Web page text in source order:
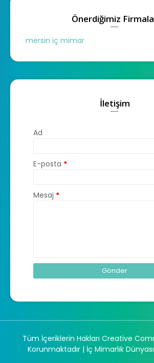
Önerdiğimiz
mersin iç mimar
İletişim
Ad
E-posta *
Mesaj *
Tüm İçeriklerin Hakları Creative
Korunmaktadır| İç Mimarlık